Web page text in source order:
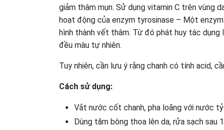
giảm thâm mụn. Sử dụng vitamin C trên vùng
hoạt động của enzym tyrosinase – Một
hình thành vết thâm. Từ đó phát huy tác dụng
đều màu tự nhiên.
Tuy nhiên, cần lưu ý rằng chanh có tính acid,
Cách sử dụng:
Vắt nước cốt chanh, pha loãng với nước tỷ
Dùng tăm bông thoa lên da, rửa sạch sau